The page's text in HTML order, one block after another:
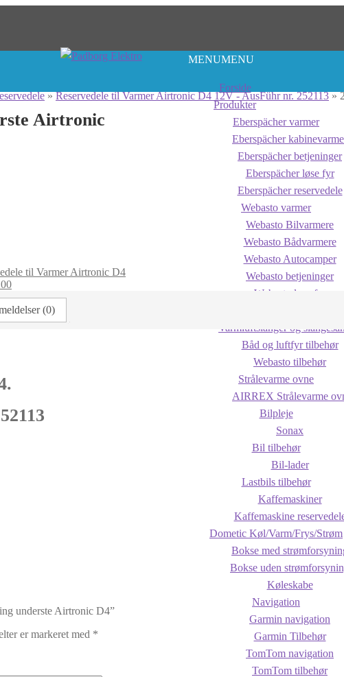
MENUMENU
Forside
Produkter
Eberspächer varmer
Eberspächer
Eberspächer betjeninger
Eberspächer løse fyr
Eberspächer reservedele
Webasto varmer
Webasto Bilvarmere
Webasto Bådvarmere
Webasto Autocamper
Webasto betjeninger
Webasto løse fyr
Varmluftslanger og
Båd og luftfyr tilbehør
Webasto tilbehør
Strålevarme ovne
AIRREX Strålevarme
Bilpleje
Sonax
Bil tilbehør
Bil-lader
Lastbils tilbehør
Kaffemaskiner
Kaffemaskine
Dometic Køl/Varm/Frys/Strøm
Bokse med
Bokse uden
Køleskabe
Navigation
Garmin navigation
Garmin Tilbehør
TomTom navigation
TomTom tilbehør
»Reservedele til Varmer Airtronic D4 12V - AusFühr nr. 252113»
Airtronic
til Varmer Airtronic D4
(0)
underste Airtronic D4”
er markeret med *